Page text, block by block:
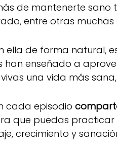
de mantenerte
entre otras
ella de forma natural,
han enseñado a
una vida más
cada episodio
que puedas
crecimiento y